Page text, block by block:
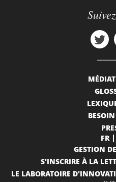
FR
GESTION
S'INSCRIRE À LA
LE LABORATOIRE